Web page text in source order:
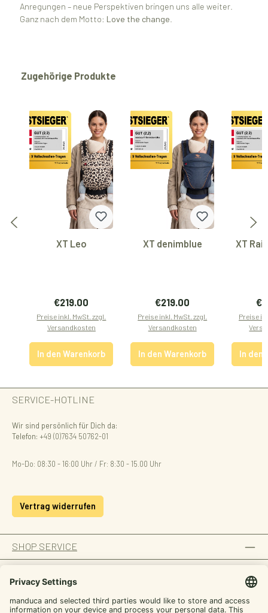
Anregungen – neue Perspektiven bringen uns alle weiter.
Ganz nach dem Motto: Love the change
Produktgalerie überspringen
Zugehörige Produkte
XT Leo
Regulärer Preis:
€219.00
Preise inkl. MwSt. zzgl.
Versandkosten
In den Warenkorb
XT denimblue
Regulärer Preis:
€219.00
Preise inkl. MwSt. zzgl.
Versandkosten
In den Warenkorb
XT
Preise
In den
SERVICE-HOTLINE
Wir sind persönlich für Dich da:
Telefon: +49 (0)7634 50762-01
Mo-Do: 08:30 - 16:00 Uhr / Fr: 8:30 - 15.00 Uhr
Vertrag widerrufen
SHOP SERVICE
ZAHLUNGSARTEN